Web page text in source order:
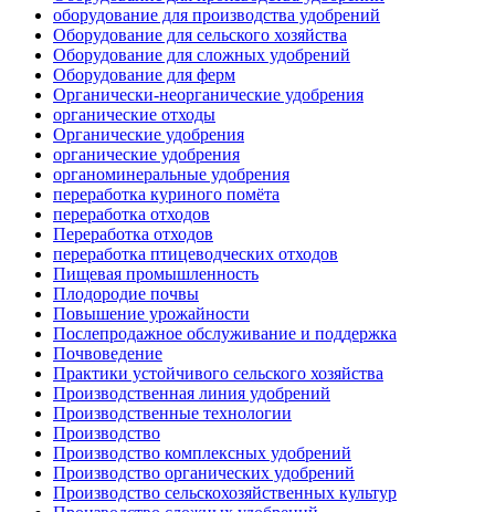
оборудование для производства удобрений
Оборудование для сельского хозяйства
Оборудование для сложных удобрений
Оборудование для ферм
Органически-неорганические удобрения
органические отходы
Органические удобрения
органические удобрения
органоминеральные удобрения
переработка куриного помёта
переработка отходов
Переработка отходов
переработка птицеводческих отходов
Пищевая промышленность
Плодородие почвы
Повышение урожайности
Послепродажное обслуживание и поддержка
Почвоведение
Практики устойчивого сельского хозяйства
Производственная линия удобрений
Производственные технологии
Производство
Производство комплексных удобрений
Производство органических удобрений
Производство сельскохозяйственных культур